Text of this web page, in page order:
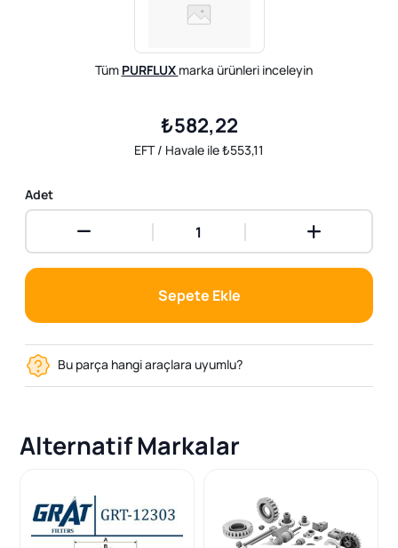
Tüm PURFLUX marka ürünleri inceleyin
₺582,22
EFT / Havale ile ₺553,11
Adet
Sepete Ekle
Bu parça hangi araçlara uyumlu?
Alternatif Markalar